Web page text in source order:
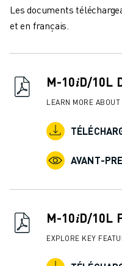
FORMATION ET ÉDUCATION
FANUC ACADEMY
SOLUTIONS POUR
ÉVÉNEMENTS ÉDUCATIFS
ACTUALITÉS ET MÉDIAS
EVÉNEMENTS
A PROPOS DE FANUC
NOS SITES
DÉVELOPPEMENT DURABLE
FAÇONNEZ VOTRE AVENIR
Les documents
et en français.
M-10𝑖D/10L
LEARN MORE
AVANT-
M-10𝑖D/10L
EXPLORE KEY